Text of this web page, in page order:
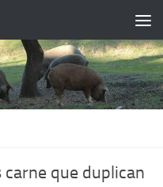
que duplican